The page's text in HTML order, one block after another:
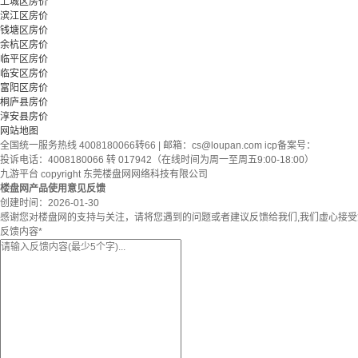
滨江区房价
钱塘区房价
余杭区房价
临平区房价
临安区房价
富阳区房价
桐庐县房价
淳安县房价
网站地图
全国统一服务热线 4008180066转66 | 邮箱： cs@loupan.com icp备案号：
投诉电话：4008180066 转 017942（在线时间为周一至周五9:00-18:00）
九游平台 copyright 东莞楼盘网网络科技有限公司
楼盘网产品使用意见反馈
创建时间： 2026-01-30
感谢您对楼盘网的支持与关注，请将您遇到的问题或者建议反馈给我们,我们虚心接受
反馈内容*